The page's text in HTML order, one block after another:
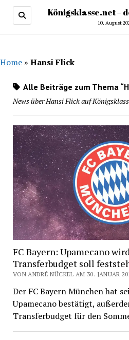
Königsklasse.net –
10. August
Home » Hansi Flick
Alle Beiträge zum Thema
News über Hansi Flick auf
FC Bayern: Upamecano
Transferbudget soll
VON ANDRÉ NÜCKEL AM 30. JANUAR
Der FC Bayern München hat
Upamecano bestätigt,
Transferbudget für den